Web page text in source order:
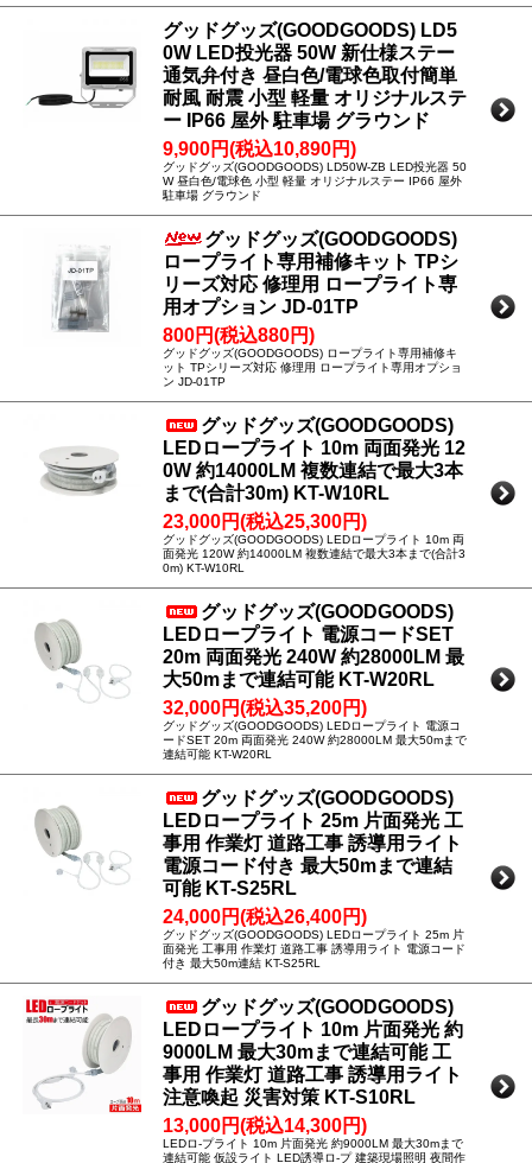
グッドグッズ(GOODGOODS) LD5
0W LED投光器 50W 新仕様ステー
通気弁付き 昼白色/電球色取付簡単
耐風 耐震 小型 軽量 オリジナルステ
ー IP66 屋外 駐車場 グラウンド
9,900円(税込10,890円)
グッドグッズ(GOODGOODS) LD50W-ZB LED投光器 50
W 昼白色/電球色 小型 軽量 オリジナルステー IP66 屋外
駐車場 グラウンド
グッドグッズ(GOODGOODS)
ロープライト専用補修キット TPシ
リーズ対応 修理用 ロープライト専
用オプション JD-01TP
800円(税込880円)
グッドグッズ(GOODGOODS) ロープライト専用補修キ
ット TPシリーズ対応 修理用 ロープライト専用オプショ
ン JD-01TP
グッドグッズ(GOODGOODS)
LEDロープライト 10m 両面発光 12
0W 約14000LM 複数連結で最大3本
まで(合計30m) KT-W10RL
23,000円(税込25,300円)
グッドグッズ(GOODGOODS) LEDロープライト 10m 両
面発光 120W 約14000LM 複数連結で最大3本まで(合計3
0m) KT-W10RL
グッドグッズ(GOODGOODS)
LEDロープライト 電源コードSET
20m 両面発光 240W 約28000LM 最
大50mまで連結可能 KT-W20RL
32,000円(税込35,200円)
グッドグッズ(GOODGOODS) LEDロープライト 電源コ
ードSET 20m 両面発光 240W 約28000LM 最大50mまで
連結可能 KT-W20RL
グッドグッズ(GOODGOODS)
LEDロープライト 25m 片面発光 工
事用 作業灯 道路工事 誘導用ライト
電源コード付き 最大50mまで連結
可能 KT-S25RL
24,000円(税込26,400円)
グッドグッズ(GOODGOODS) LEDロープライト 25m 片
面発光 工事用 作業灯 道路工事 誘導用ライト 電源コード
付き 最大50m連結 KT-S25RL
グッドグッズ(GOODGOODS)
LEDロープライト 10m 片面発光 約
9000LM 最大30mまで連結可能 工
事用 作業灯 道路工事 誘導用ライト
注意喚起 災害対策 KT-S10RL
13,000円(税込14,300円)
LEDロ-プライト 10m 片面発光 約9000LM 最大30mまで
連結可能 仮設ライト LED誘導ロ-プ 建築現場照明 夜間作